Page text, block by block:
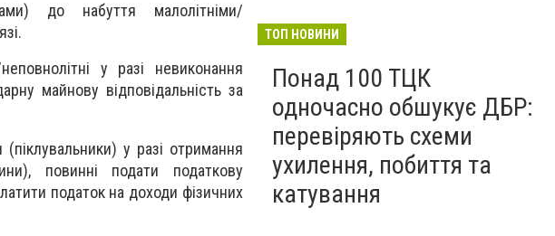
до набуття малолітніми/
у разі невиконання
майнову відповідальність за
у разі отримання
повинні подати податкову
податок на доходи фізичних
ТОП НОВИНИ
Понад 100 ТЦК
одночасно обшукує ДБР:
перевіряють схеми
ухилення, побиття та
катування